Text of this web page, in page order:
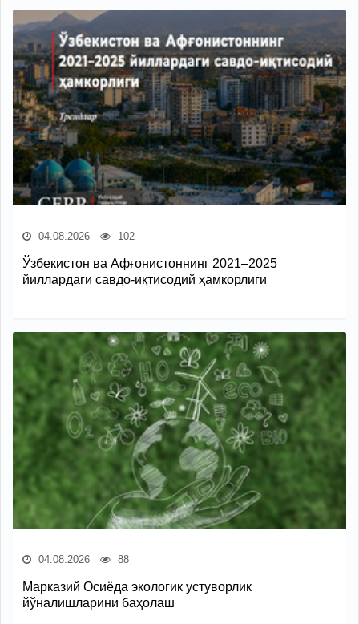
04.08.2026 102
Ўзбекистон ва Афғонистоннинг 2021–2025
йиллардаги савдо-иқтисодий ҳамкорлиги
04.08.2026 88
Марказий Осиёда экологик устуворлик
йўналишларини баҳолаш